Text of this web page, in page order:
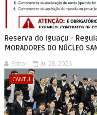
Reserva do Iguaçu -
MORADORES DO NÚCLEO
Editor Jul 28, 2026
CANTU